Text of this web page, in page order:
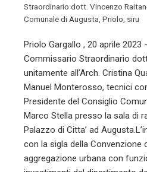
Straordinario dott. Vincenzo
Comunale di Augusta, Priolo, siru
Priolo Gargallo , 20 aprile 2023
Commissario Straordinario
unitamente all’Arch. Cristina
Manuel Monterosso, tecnici
Presidente del Consiglio
Marco Stella presso la sala di
Palazzo di Citta’ ad
con la sigla della Convenzione
aggregazione urbana con